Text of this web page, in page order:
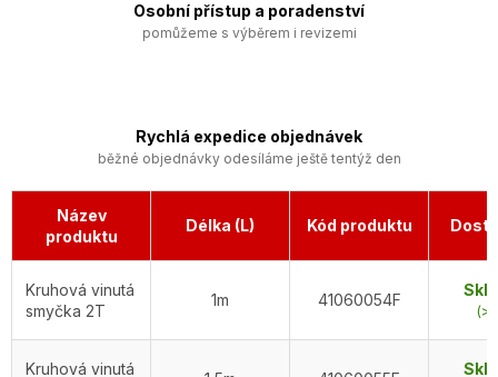
Osobní přístup a poradenství
pomůžeme s výběrem i revizemi
Rychlá expedice objednávek
běžné objednávky odesíláme ještě tentýž den
Název
produktu
Délka (L) Kód produktu
Kruhová vinutá
smyčka 2T
1m 41060054F
Kruhová vinutá